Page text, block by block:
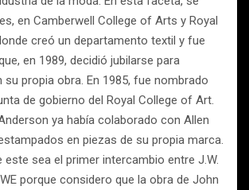
en Camberwell College of Arts y Royal
creó un departamento textil y fue
en 1989, decidió jubilarse para
propia obra. En 1985, fue nombrado
de gobierno del Royal College of Art.
ya había colaborado con Allen
en piezas de su propia marca.
este sea el primer intercambio entre J.W.
porque considero que la obra de John